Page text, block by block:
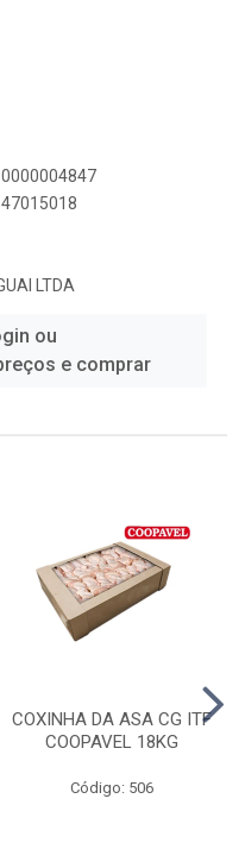
LTDA
ou
e comprar
COXINHA DA ASA CG ITF
COOPAVEL 18KG
Código: 506